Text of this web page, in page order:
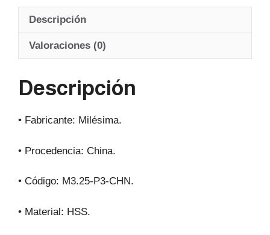
at
A
p
c
b
o
e
a
ail
Descripción
Valoraciones (0)
Descripción
• Fabricante: Milésima.
• Procedencia: China.
• Código: M3.25-P3-CHN.
• Material: HSS.